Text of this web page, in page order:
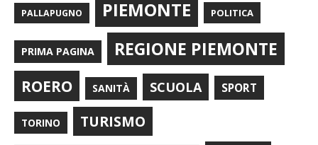
PALLAPUGNO PIEMONTE POLITICA
PRIMA PAGINA REGIONE PIEMONTE
ROERO SANITÀ SCUOLA SPORT
TORINO TURISMO